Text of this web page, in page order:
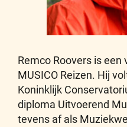
Remco Roovers is een
MUSICO Reizen. Hij
Koninklijk
diploma Uitvoerend
tevens af als